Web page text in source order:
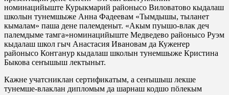
номинацийыште Курыкмарий районысо Виловатово кыдалаш
школын тунемшыже Анна Фадеевам «Тымдышы, тыланет
кымалам» паша дене палемденыт. «Акым пуышо-влак деч
палемдыме тамга»номинацийыште Медведево районысо Руэм
кыдалаш школ гыч Анастасия Ивановам да Кужеҥер
районысо Коҥганур кыдалаш школын тунемшыже Кристина
Быкова сеҥышыш лектыныт.
Кажне учатсниклан сертификатым, а сеҥышыш лекше
тунемше-влаклан дипломым да шарнаш кодшо пöлекым